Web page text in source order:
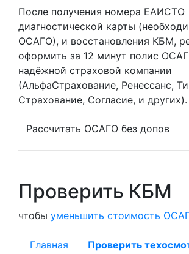
После получения номера ЕАИСТО
диагностической карты
ОСАГО), и восстановления КБМ,
оформить за 12 минут полис
надёжной страховой компании
(АльфаСтрахование, Ренессанс,
Страхование, Согласие, и других).
Рассчитать ОСАГО без допов
Проверить КБМ
чтобы уменьшить стоимость
Главная Проверить